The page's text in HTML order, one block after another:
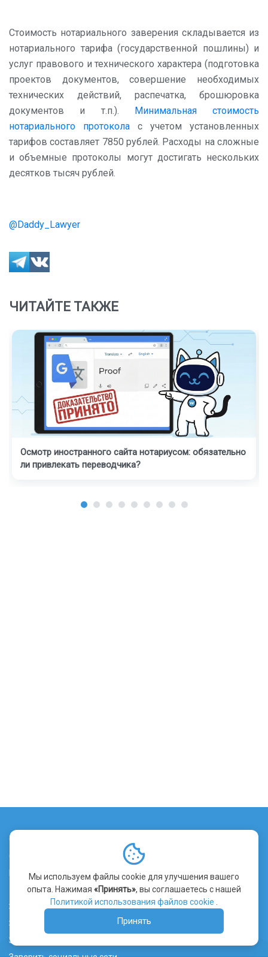
Стоимость нотариального заверения складывается из
нотариального тарифа (государственной пошлины) и
услуг правового и технического характера (подготовка
проектов документов, совершение необходимых
технических действий, распечатка, брошюровка
документов и т.п.). Минимальная стоимость
нотариального протокола с учетом установленных
тарифов составляет 7850 рублей. Расходы на сложные
и объемные протоколы могут достигать нескольких
десятков тысяч рублей.
@Daddy_Lawyer
ЧИТАЙТЕ ТАКЖЕ
Осмотр иностранного сайта нотариусом: обязательно
ли привлекать переводчика?
О сервисе
Стоимость заверения
Контакты
Уведомление об использовании файлов cookie
Заверить сайт
Заверить видео
Заверить переписку
Мы используем файлы cookie для улучшения вашего
опыта. Нажимая «Принять», вы соглашаетесь с нашей
Политикой использования файлов cookie
Принять